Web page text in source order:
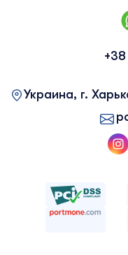
Украина, г.